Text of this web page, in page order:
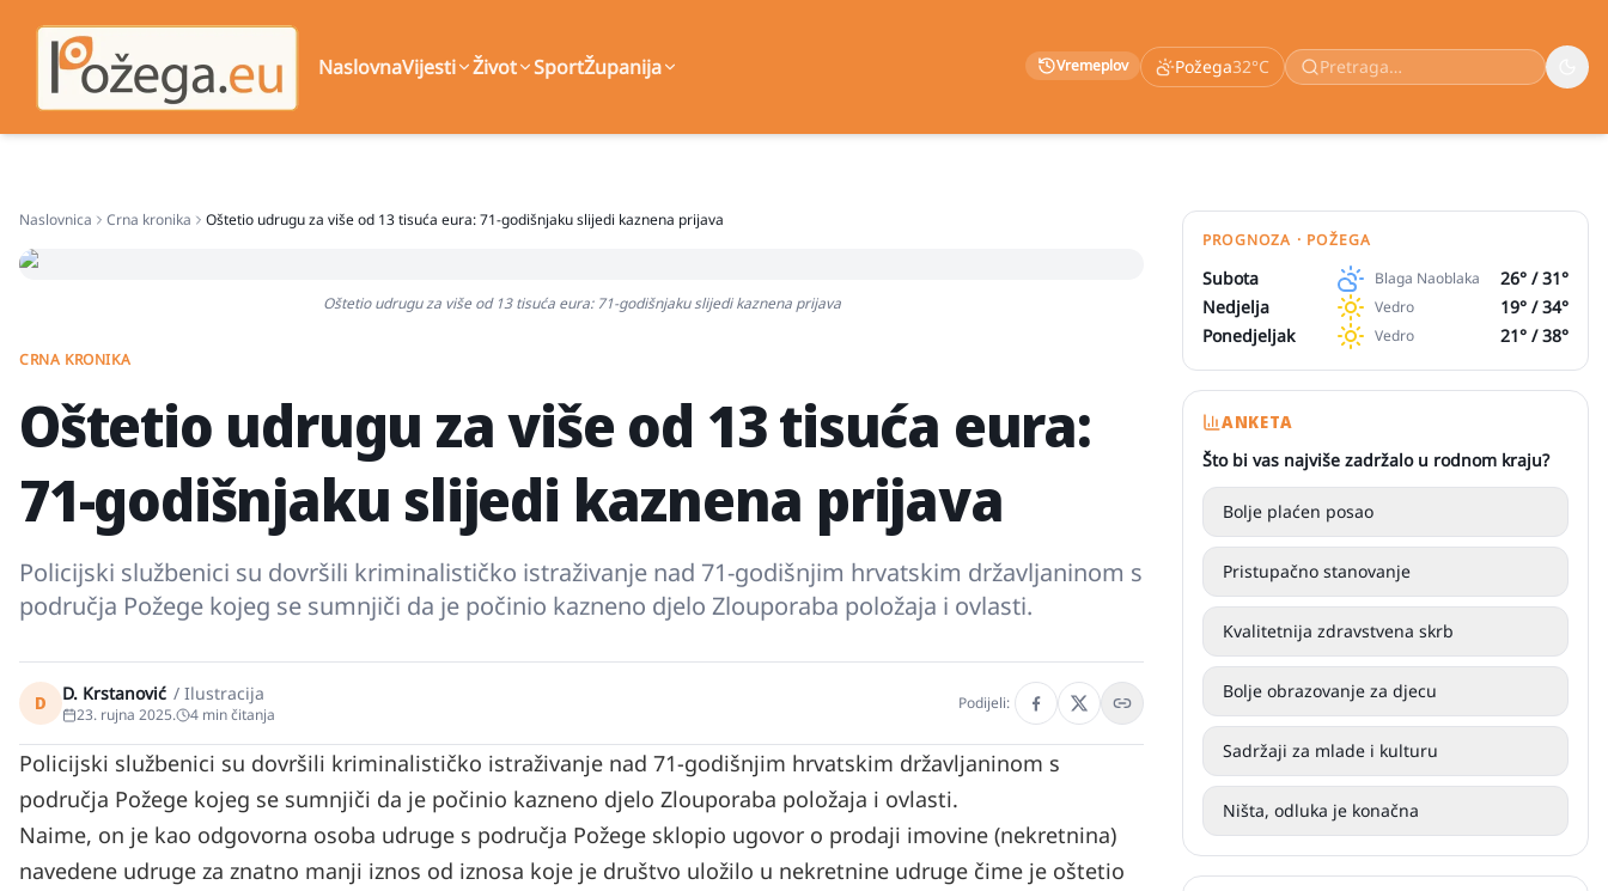
NaslovnaVijesti Život SportŽupanija Vremeplov Požega32°C
Naslovnica Crna kronika Oštetio udrugu za više od 13 tisuća eura: 71-godišnjaku slijedi kaznena prijava
Oštetio udrugu za više od 13 tisuća eura: 71-godišnjaku slijedi kaznena prijava
CRNA KRONIKA
Oštetio udrugu za više od 13 tisuća eura:
71-godišnjaku slijedi kaznena prijava
Policijski službenici su dovršili kriminalističko istraživanje nad 71-godišnjim hrvatskim državljaninom s
područja Požege kojeg se sumnjiči da je počinio kazneno djelo Zlouporaba položaja i ovlasti.
D D. Krstanović / Ilustracija
23. rujna 2025. 4 min čitanja
Podijeli:
Policijski službenici su dovršili kriminalističko istraživanje nad 71-godišnjim hrvatskim državljaninom s
područja Požege kojeg se sumnjiči da je počinio kazneno djelo Zlouporaba položaja i ovlasti.
Naime, on je kao odgovorna osoba udruge s područja Požege sklopio ugovor o prodaji imovine (nekretnina)
navedene udruge za znatno manji iznos od iznosa koje je društvo uložilo u nekretnine udruge čime je oštetio
PROGNOZA · POŽEGA
Subota Blaga Naoblaka 26° /31°
Nedjelja
Vedro 19° /34°
Ponedjeljak
Vedro 21° /38°
ANKETA
Što bi vas najviše zadržalo u rodnom kraju?
Bolje plaćen posao
Pristupačno stanovanje
Kvalitetnija zdravstvena skrb
Bolje obrazovanje za djecu
Sadržaji za mlade i kulturu
Ništa, odluka je konačna